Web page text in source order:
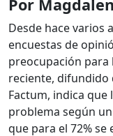
Por
Desde hace varios
encuestas de
preocupación para
reciente, difundido
Factum, indica
problema según
que para el 72%